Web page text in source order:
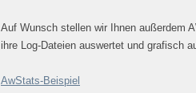
Auf Wunsch stellen wir Ihnen außerdem
ihre Log-Dateien auswertet und grafisch
AwStats-Beispiel